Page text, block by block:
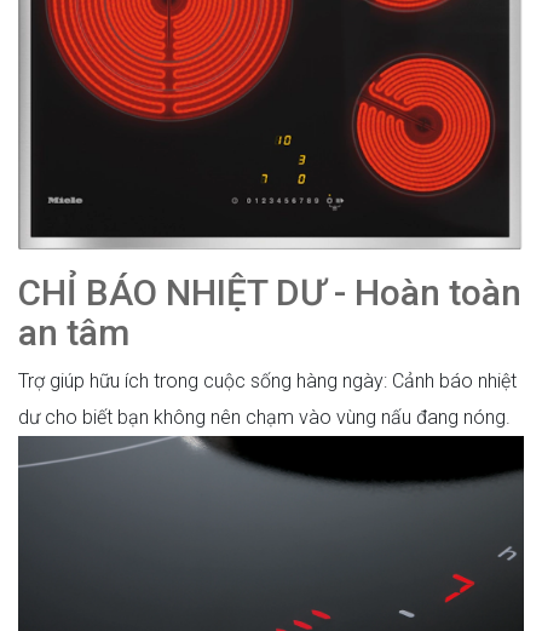
CHỈ BÁO NHIỆT DƯ - Hoàn toàn
an tâm
Trợ giúp hữu ích trong cuộc sống hàng ngày: Cảnh báo nhiệt
dư cho biết bạn không nên chạm vào vùng nấu đang nóng.